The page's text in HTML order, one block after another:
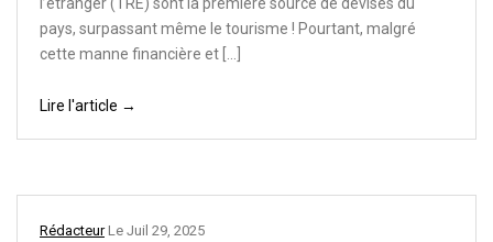
l’étranger (TRE) sont la première source de devises du
pays, surpassant même le tourisme ! Pourtant, malgré
cette manne financière et […]
Lire l'article →
RédacteurLe Juil 29, 2025